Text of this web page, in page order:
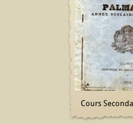
Cours